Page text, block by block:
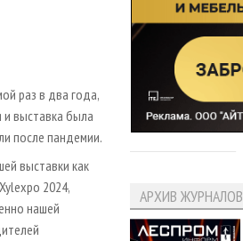
раз в два года,
выставка была
после пандемии.
выставки как
2024,
нашей
АРХИВ ЖУРНАЛОВ